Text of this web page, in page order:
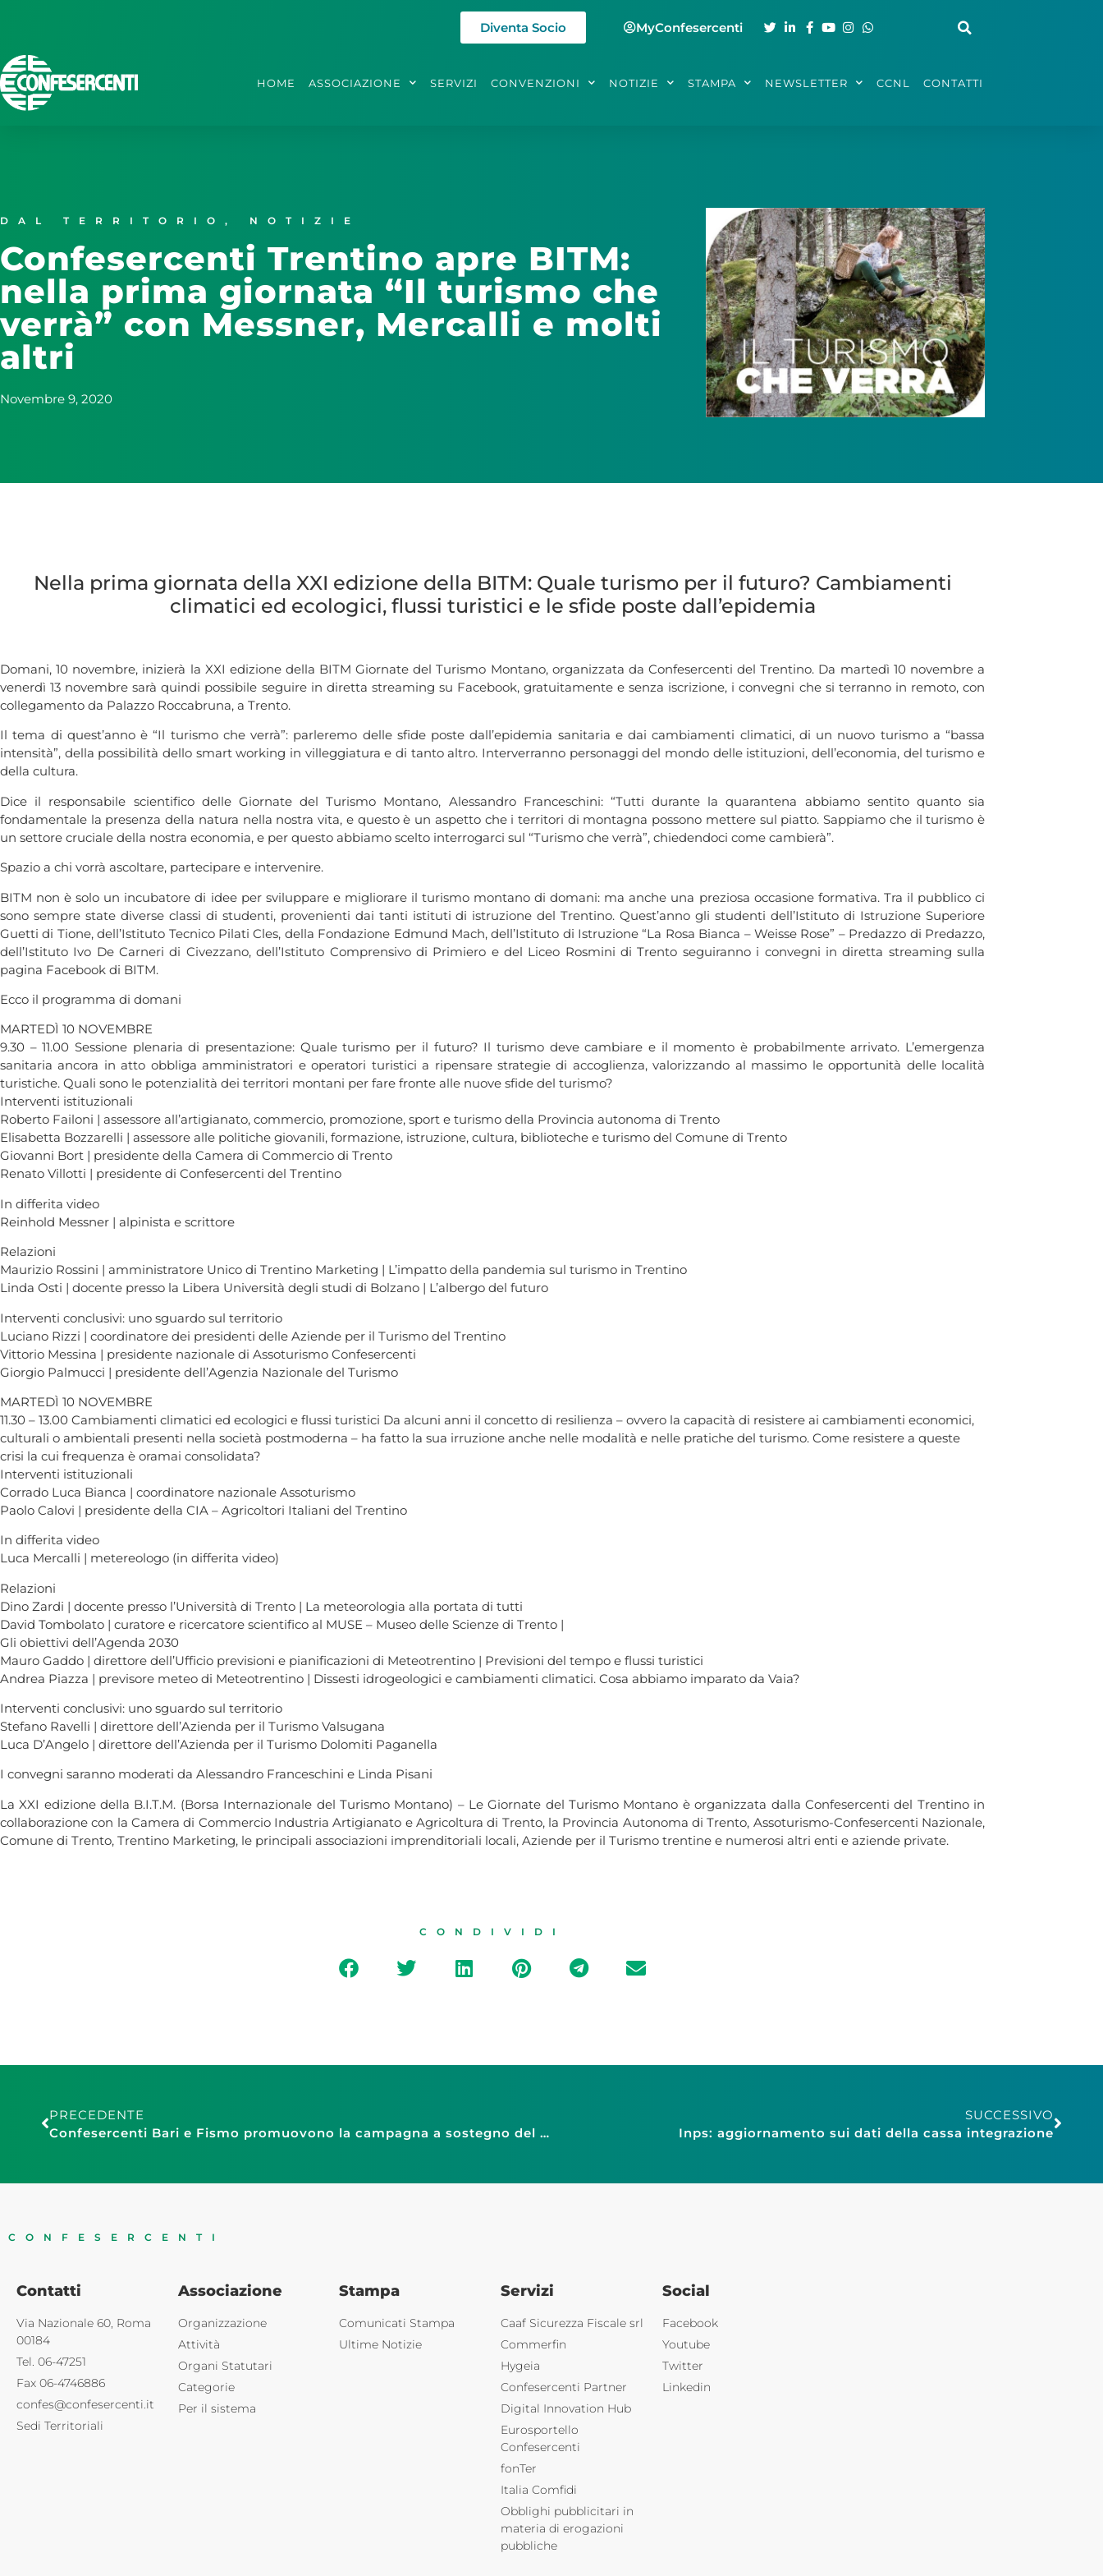
Diventa Socio MyConfesercenti
HOME ASSOCIAZIONE SERVIZI CONVENZIONI NOTIZIE STAMPA NEWSLETTER CCNL CONTATTI
DAL TERRITORIO , NOTIZIE
Confesercenti Trentino apre BITM:
nella prima giornata “Il turismo che
verrà” con Messner, Mercalli e molti
altri
Novembre 9, 2020
Nella prima giornata della XXI edizione della BITM: Quale turismo per il futuro? Cambiamenti
climatici ed ecologici, flussi turistici e le sfide poste dall’epidemia
Domani, 10 novembre, inizierà la XXI edizione della BITM Giornate del Turismo Montano, organizzata da Confesercenti del Trentino. Da martedì 10 novembre a
venerdì 13 novembre sarà quindi possibile seguire in diretta streaming su Facebook, gratuitamente e senza iscrizione, i convegni che si terranno in remoto, con
collegamento da Palazzo Roccabruna, a Trento.
Il tema di quest’anno è “Il turismo che verrà”: parleremo delle sfide poste dall’epidemia sanitaria e dai cambiamenti climatici, di un nuovo turismo a “bassa
intensità”, della possibilità dello smart working in villeggiatura e di tanto altro. Interverranno personaggi del mondo delle istituzioni, dell’economia, del turismo e
della cultura.
Dice il responsabile scientifico delle Giornate del Turismo Montano, Alessandro Franceschini: “Tutti durante la quarantena abbiamo sentito quanto sia
fondamentale la presenza della natura nella nostra vita, e questo è un aspetto che i territori di montagna possono mettere sul piatto. Sappiamo che il turismo è
un settore cruciale della nostra economia, e per questo abbiamo scelto interrogarci sul “Turismo che verrà”, chiedendoci come cambierà”.
Spazio a chi vorrà ascoltare, partecipare e intervenire.
BITM non è solo un incubatore di idee per sviluppare e migliorare il turismo montano di domani: ma anche una preziosa occasione formativa. Tra il pubblico ci
sono sempre state diverse classi di studenti, provenienti dai tanti istituti di istruzione del Trentino. Quest’anno gli studenti dell’Istituto di Istruzione Superiore
Guetti di Tione, dell’Istituto Tecnico Pilati Cles, della Fondazione Edmund Mach, dell’Istituto di Istruzione “La Rosa Bianca – Weisse Rose” – Predazzo di Predazzo,
dell’Istituto Ivo De Carneri di Civezzano, dell’Istituto Comprensivo di Primiero e del Liceo Rosmini di Trento seguiranno i convegni in diretta streaming sulla
pagina Facebook di BITM.
Ecco il programma di domani
MARTEDÌ 10 NOVEMBRE
9.30 – 11.00 Sessione plenaria di presentazione: Quale turismo per il futuro? Il turismo deve cambiare e il momento è probabilmente arrivato. L’emergenza
sanitaria ancora in atto obbliga amministratori e operatori turistici a ripensare strategie di accoglienza, valorizzando al massimo le opportunità delle località
turistiche. Quali sono le potenzialità dei territori montani per fare fronte alle nuove sfide del turismo?
Interventi istituzionali
Roberto Failoni | assessore all’artigianato, commercio, promozione, sport e turismo della Provincia autonoma di Trento
Elisabetta Bozzarelli | assessore alle politiche giovanili, formazione, istruzione, cultura, biblioteche e turismo del Comune di Trento
Giovanni Bort | presidente della Camera di Commercio di Trento
Renato Villotti | presidente di Confesercenti del Trentino
In differita video
Reinhold Messner | alpinista e scrittore
Relazioni
Maurizio Rossini | amministratore Unico di Trentino Marketing | L’impatto della pandemia sul turismo in Trentino
Linda Osti | docente presso la Libera Università degli studi di Bolzano | L’albergo del futuro
Interventi conclusivi: uno sguardo sul territorio
Luciano Rizzi | coordinatore dei presidenti delle Aziende per il Turismo del Trentino
Vittorio Messina | presidente nazionale di Assoturismo Confesercenti
Giorgio Palmucci | presidente dell’Agenzia Nazionale del Turismo
MARTEDÌ 10 NOVEMBRE
11.30 – 13.00 Cambiamenti climatici ed ecologici e flussi turistici Da alcuni anni il concetto di resilienza – ovvero la capacità di resistere ai cambiamenti economici,
culturali o ambientali presenti nella società postmoderna – ha fatto la sua irruzione anche nelle modalità e nelle pratiche del turismo. Come resistere a queste
crisi la cui frequenza è oramai consolidata?
Interventi istituzionali
Corrado Luca Bianca | coordinatore nazionale Assoturismo
Paolo Calovi | presidente della CIA – Agricoltori Italiani del Trentino
In differita video
Luca Mercalli | metereologo (in differita video)
Relazioni
Dino Zardi | docente presso l’Università di Trento | La meteorologia alla portata di tutti
David Tombolato | curatore e ricercatore scientifico al MUSE – Museo delle Scienze di Trento |
Gli obiettivi dell’Agenda 2030
Mauro Gaddo | direttore dell’Ufficio previsioni e pianificazioni di Meteotrentino | Previsioni del tempo e flussi turistici
Andrea Piazza | previsore meteo di Meteotrentino | Dissesti idrogeologici e cambiamenti climatici. Cosa abbiamo imparato da Vaia?
Interventi conclusivi: uno sguardo sul territorio
Stefano Ravelli | direttore dell’Azienda per il Turismo Valsugana
Luca D’Angelo | direttore dell’Azienda per il Turismo Dolomiti Paganella
I convegni saranno moderati da Alessandro Franceschini e Linda Pisani
La XXI edizione della B.I.T.M. (Borsa Internazionale del Turismo Montano) – Le Giornate del Turismo Montano è organizzata dalla Confesercenti del Trentino in
collaborazione con la Camera di Commercio Industria Artigianato e Agricoltura di Trento, la Provincia Autonoma di Trento, Assoturismo-Confesercenti Nazionale,
Comune di Trento, Trentino Marketing, le principali associazioni imprenditoriali locali, Aziende per il Turismo trentine e numerosi altri enti e aziende private.
CONDIVIDI
PRECEDENTE
Confesercenti Bari e Fismo promuovono la campagna a sostegno del settore moda “Vogliamo indossare dignità”
SUCCESSIVO
Inps: aggiornamento sui dati della cassa integrazione
CONFESERCENTI
Contatti
Via Nazionale 60, Roma
00184
Tel. 06-47251
Fax 06-4746886
confes@confesercenti.it
Sedi Territoriali
Associazione
Organizzazione
Attività
Organi Statutari
Categorie
Per il sistema
Stampa
Comunicati Stampa
Ultime Notizie
Servizi
Caaf Sicurezza Fiscale srl
Commerfin
Hygeia
Confesercenti Partner
Digital Innovation Hub
Eurosportello
Confesercenti
fonTer
Italia Comfidi
Obblighi pubblicitari in
materia di erogazioni
pubbliche
Social
Facebook
Youtube
Twitter
Linkedin